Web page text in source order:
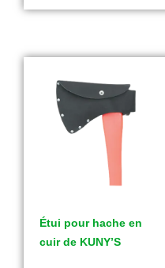
Étui pour hache en
cuir de KUNY’S